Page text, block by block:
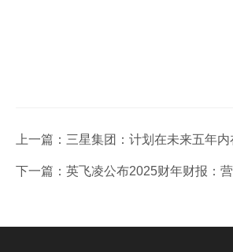
上一篇： 三星集团：计划在未来五年
下一篇： 英飞凌公布2025财年财报：